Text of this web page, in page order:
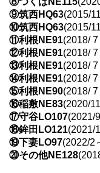
⑨筑西HQ63(2015/
⑩筑西HQ63(2015/
⑪利根NE91(2018/
⑫利根NE91(2018/
⑬利根NE91(2018/
⑭利根NE91(2018/
⑮利根NE90(2018/
⑯稲敷NE83(2020/
⑰守谷LO107(2021/
⑱鉾田LO121(2021/
⑲下妻LO97(2022/2
⑳その他NE128